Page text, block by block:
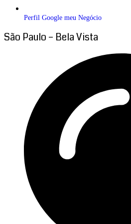
Perfil Google meu Negócio
São Paulo – Bela Vista